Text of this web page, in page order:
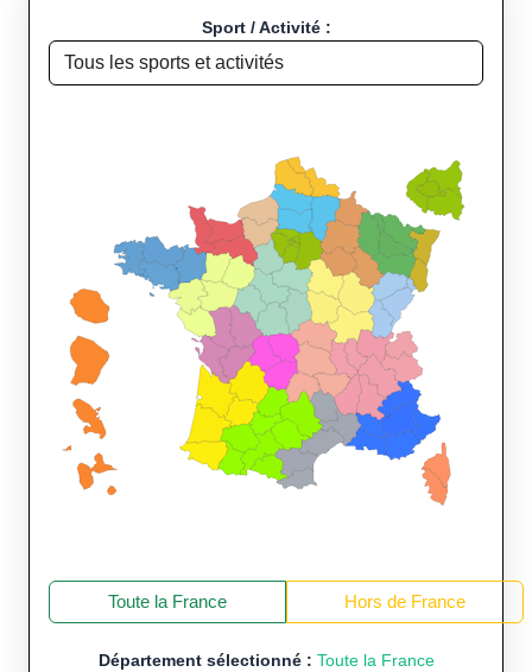
Sport / Activité :
Toute la France Hors de France
Département sélectionné : Toute la France